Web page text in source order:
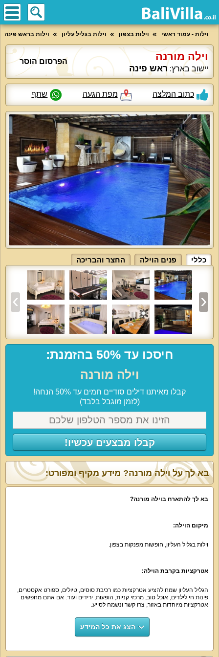
וילות - עמוד ראשי וילות בצפון וילות בגליל עליון וילות בראש פינה
וילה מורנה
יישוב בארץ: ראש פינה
הפרסום הוסר
כתוב המלצה מפת הגעה שתף
כללי פנים הוילה החצר והבריכה
חיסכו עד 50% בהזמנת:
וילה מורנה
קבלו מאיתנו דילים סודיים חמים עד 50% הנחה!
(לזמן מוגבל בלבד)
קבלו מבצעים עכשיו!
בא לך על וילה מורנה? מידע מקיף ומפורט:
בא לך להתארח בוילה מורנה?
מיקום הוילה:
וילות בגליל העליון, חופשות מפנקות בצפון.
אטרקציות בקרבת הוילה:
הגליל העליון שמח להציע אטרקציות כמו רכיבת סוסים, טיולים, ספורט אקסטרים,
פינות חי לילדים, אוכל טוב, מרכזי קניות, הופעות, ירידים ועוד. אם אתם מחפשים
אטרקציות מיוחדות באזור, צרו קשר ונשמח לסייע.
נוף גלילי מקסים עוטף את הוילה. אפשר להשקיף על הכנרת ישירות מהחלון וליהנות
הצג את כל המידע